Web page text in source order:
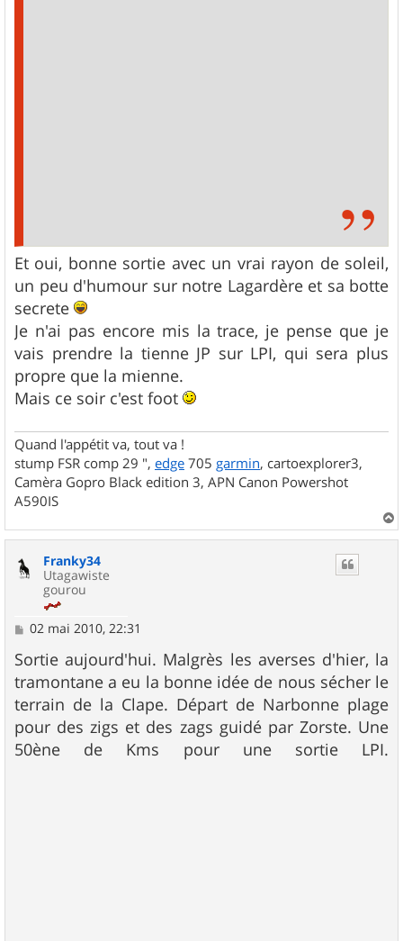
Et oui, bonne sortie avec un vrai rayon de soleil,
un peu d'humour sur notre Lagardère et sa botte
secrete
Je n'ai pas encore mis la trace, je pense que je
vais prendre la tienne JP sur LPI, qui sera plus
propre que la mienne.
Mais ce soir c'est foot
Quand l'appétit va, tout va !
stump FSR comp 29 ", edge 705 garmin, cartoexplorer3,
Camèra Gopro Black edition 3, APN Canon Powershot
A590IS
a
Franky34
Utagawiste
gourou
M
s
s
a
g
e
02 mai 2010, 22:31
Sortie aujourd'hui. Malgrès les averses d'hier, la
tramontane a eu la bonne idée de nous sécher le
terrain de la Clape. Départ de Narbonne plage
pour des zigs et des zags guidé par Zorste. Une
50ène de Kms pour une sortie LPI.